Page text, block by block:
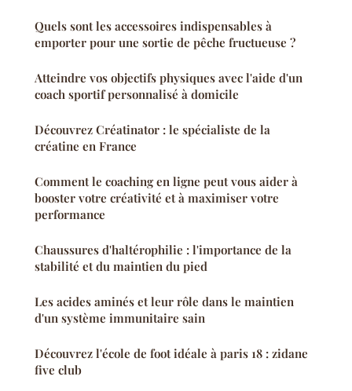
Quels sont les accessoires indispensables à
emporter pour une sortie de pêche fructueuse ?
Atteindre vos objectifs physiques avec l'aide d'un
coach sportif personnalisé à domicile
Découvrez Créatinator : le spécialiste de la
créatine en France
Comment le coaching en ligne peut vous aider à
booster votre créativité et à maximiser votre
performance
Chaussures d'haltérophilie : l'importance de la
stabilité et du maintien du pied
Les acides aminés et leur rôle dans le maintien
d'un système immunitaire sain
Découvrez l'école de foot idéale à paris 18 : zidane
five club